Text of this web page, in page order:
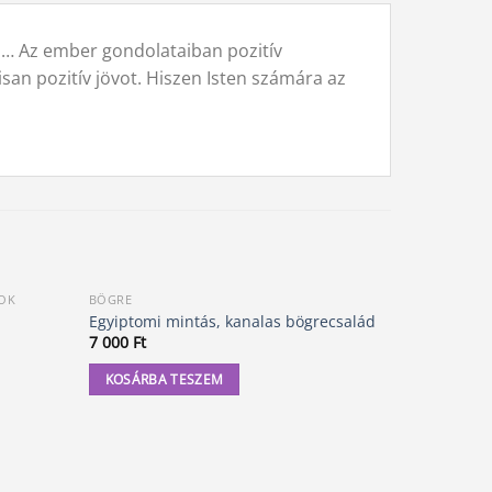
Az ember gondolataiban pozitív
pozitív jövot. Hiszen Isten számára az
BÖGRE
Egyiptomi mintás, kanalas bögrecsalád
7 000 Ft
KOSÁRBA TESZEM